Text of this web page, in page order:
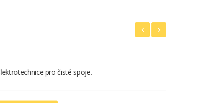
pro čisté spoje.